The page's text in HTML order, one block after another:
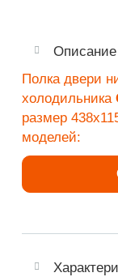
Описание
Полка двери
холодильника
размер 438х
моделей: